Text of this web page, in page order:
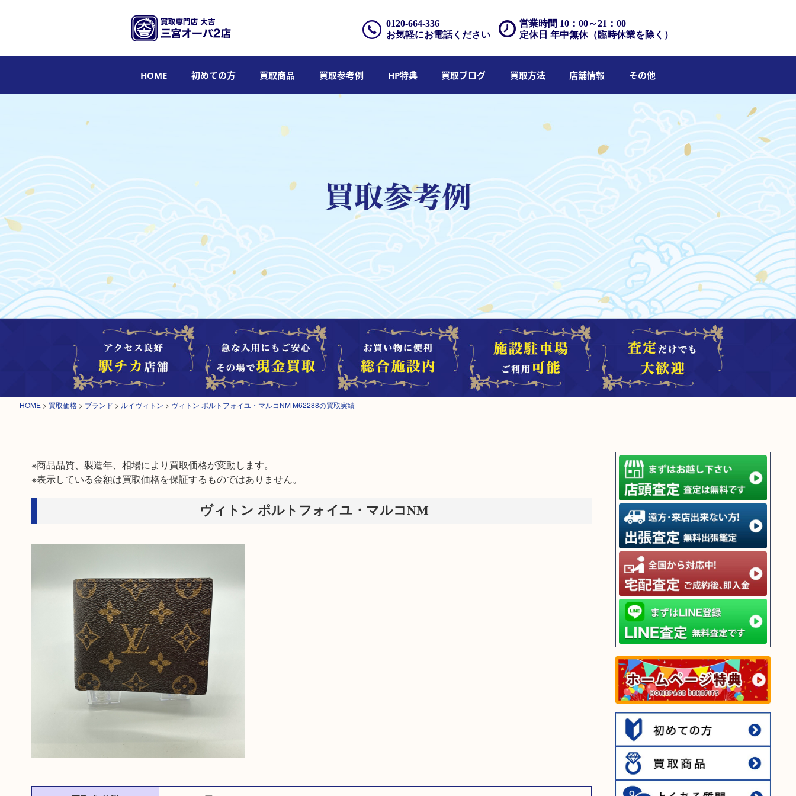
営業時間 10：00～21：00
定休日 年中無休（臨時休業を除く）
0120-664-336
お気軽にお電話ください
HOME 初めての方 買取商品 買取参考例 HP特典 買取ブログ 買取方法 店舗情報 その他
HOME > 買取価格 > ブランド > ルイヴィトン > ヴィトン ポルトフォイユ・マルコNM M62288の買取実績
※商品品質、製造年、相場により買取価格が変動します。
※表示している金額は買取価格を保証するものではありません。
ヴィトン ポルトフォイユ・マルコNM